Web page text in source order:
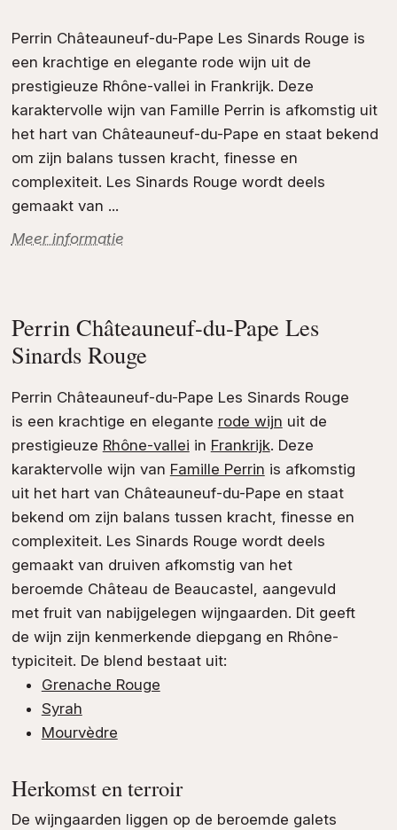
Perrin Châteauneuf-du-Pape Les Sinards Rouge is
een krachtige en elegante rode wijn uit de
prestigieuze Rhône-vallei in Frankrijk. Deze
karaktervolle wijn van Famille Perrin is afkomstig uit
het hart van Châteauneuf-du-Pape en staat bekend
om zijn balans tussen kracht, finesse en
complexiteit. Les Sinards Rouge wordt deels
gemaakt van ...
Meer informatie
Perrin Châteauneuf-du-Pape Les
Sinards Rouge
Perrin Châteauneuf-du-Pape Les Sinards Rouge
is een krachtige en elegante rode wijn uit de
prestigieuze Rhône-vallei in Frankrijk. Deze
karaktervolle wijn van Famille Perrin is afkomstig
uit het hart van Châteauneuf-du-Pape en staat
bekend om zijn balans tussen kracht, finesse en
complexiteit. Les Sinards Rouge wordt deels
gemaakt van druiven afkomstig van het
beroemde Château de Beaucastel, aangevuld
met fruit van nabijgelegen wijngaarden. Dit geeft
de wijn zijn kenmerkende diepgang en Rhône-
typiciteit. De blend bestaat uit:
Grenache Rouge
Syrah
Mourvèdre
Herkomst en terroir
De wijngaarden liggen op de beroemde galets